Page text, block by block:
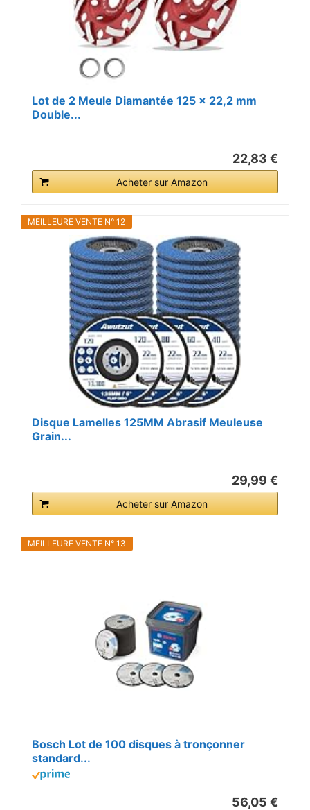
Lot de 2 Meule Diamantée 125 x 22,2 mm
Double...
22,83 €
Acheter sur Amazon
MEILLEURE VENTE N° 12
Disque Lamelles 125MM Abrasif Meuleuse
Grain...
29,99 €
Acheter sur Amazon
MEILLEURE VENTE N° 13
Bosch Lot de 100 disques à tronçonner
standard...
56,05 €